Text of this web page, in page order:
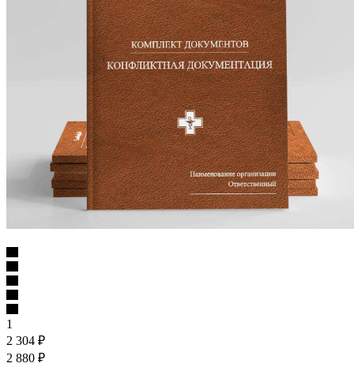
1
2 304 ₽
2 880 ₽